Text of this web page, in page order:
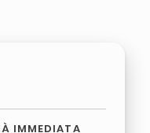
IMMEDIATA